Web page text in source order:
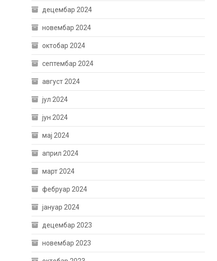
децембар 2024
новембар 2024
октобар 2024
септембар 2024
август 2024
јул 2024
јун 2024
мај 2024
април 2024
март 2024
фебруар 2024
јануар 2024
децембар 2023
новембар 2023